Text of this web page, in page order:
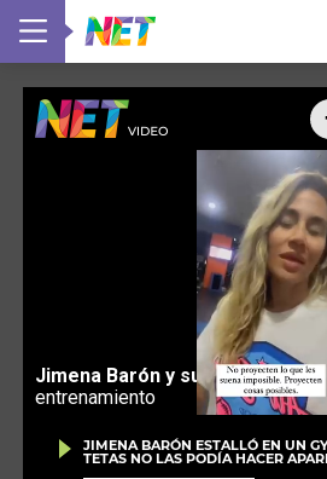
JIMENA BARÓN ESTALLÓ EN UN
TETAS NO LAS PODÍA HACER